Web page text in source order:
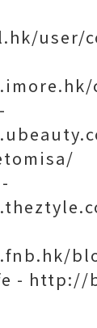
user/
- http://